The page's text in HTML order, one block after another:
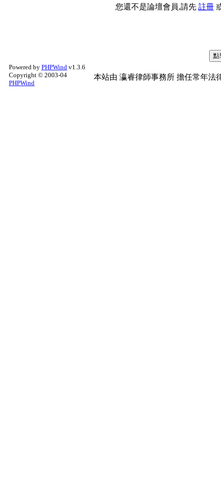
您還不是論壇會員,請先 註冊
Powered by PHPWind v1.3.6
Copyright © 2003-04
PHPWind
本站由 瀛睿律師事務所 擔任常年法